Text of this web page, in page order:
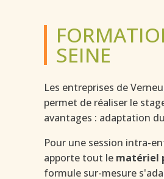
SEINE
Les entreprises de
permet de réaliser le
avantages : adaptation
Pour une session intra-
apporte tout le matériel
formule sur-mesure